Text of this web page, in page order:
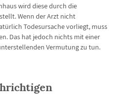
wird diese durch die
Wenn der Arzt nicht
Todesursache vorliegt, muss
Das hat jedoch nichts mit einer
Vermutung zu tun.